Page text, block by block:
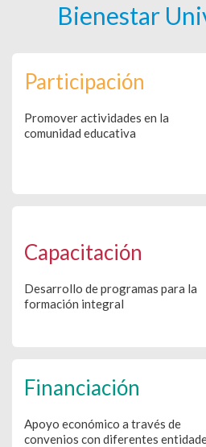
Bienestar
Participación
Promover actividades en la
comunidad educativa
Capacitación
Desarrollo de programas para la
formación integral
Financiación
Apoyo económico a través de
convenios con diferentes